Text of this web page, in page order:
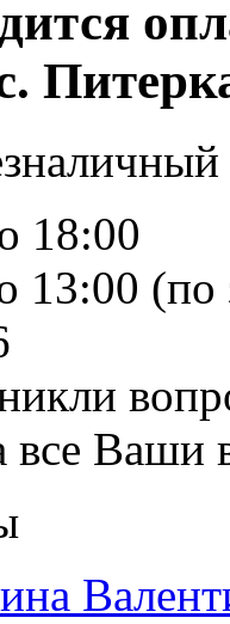
18:00
13:00 (по
Ваши